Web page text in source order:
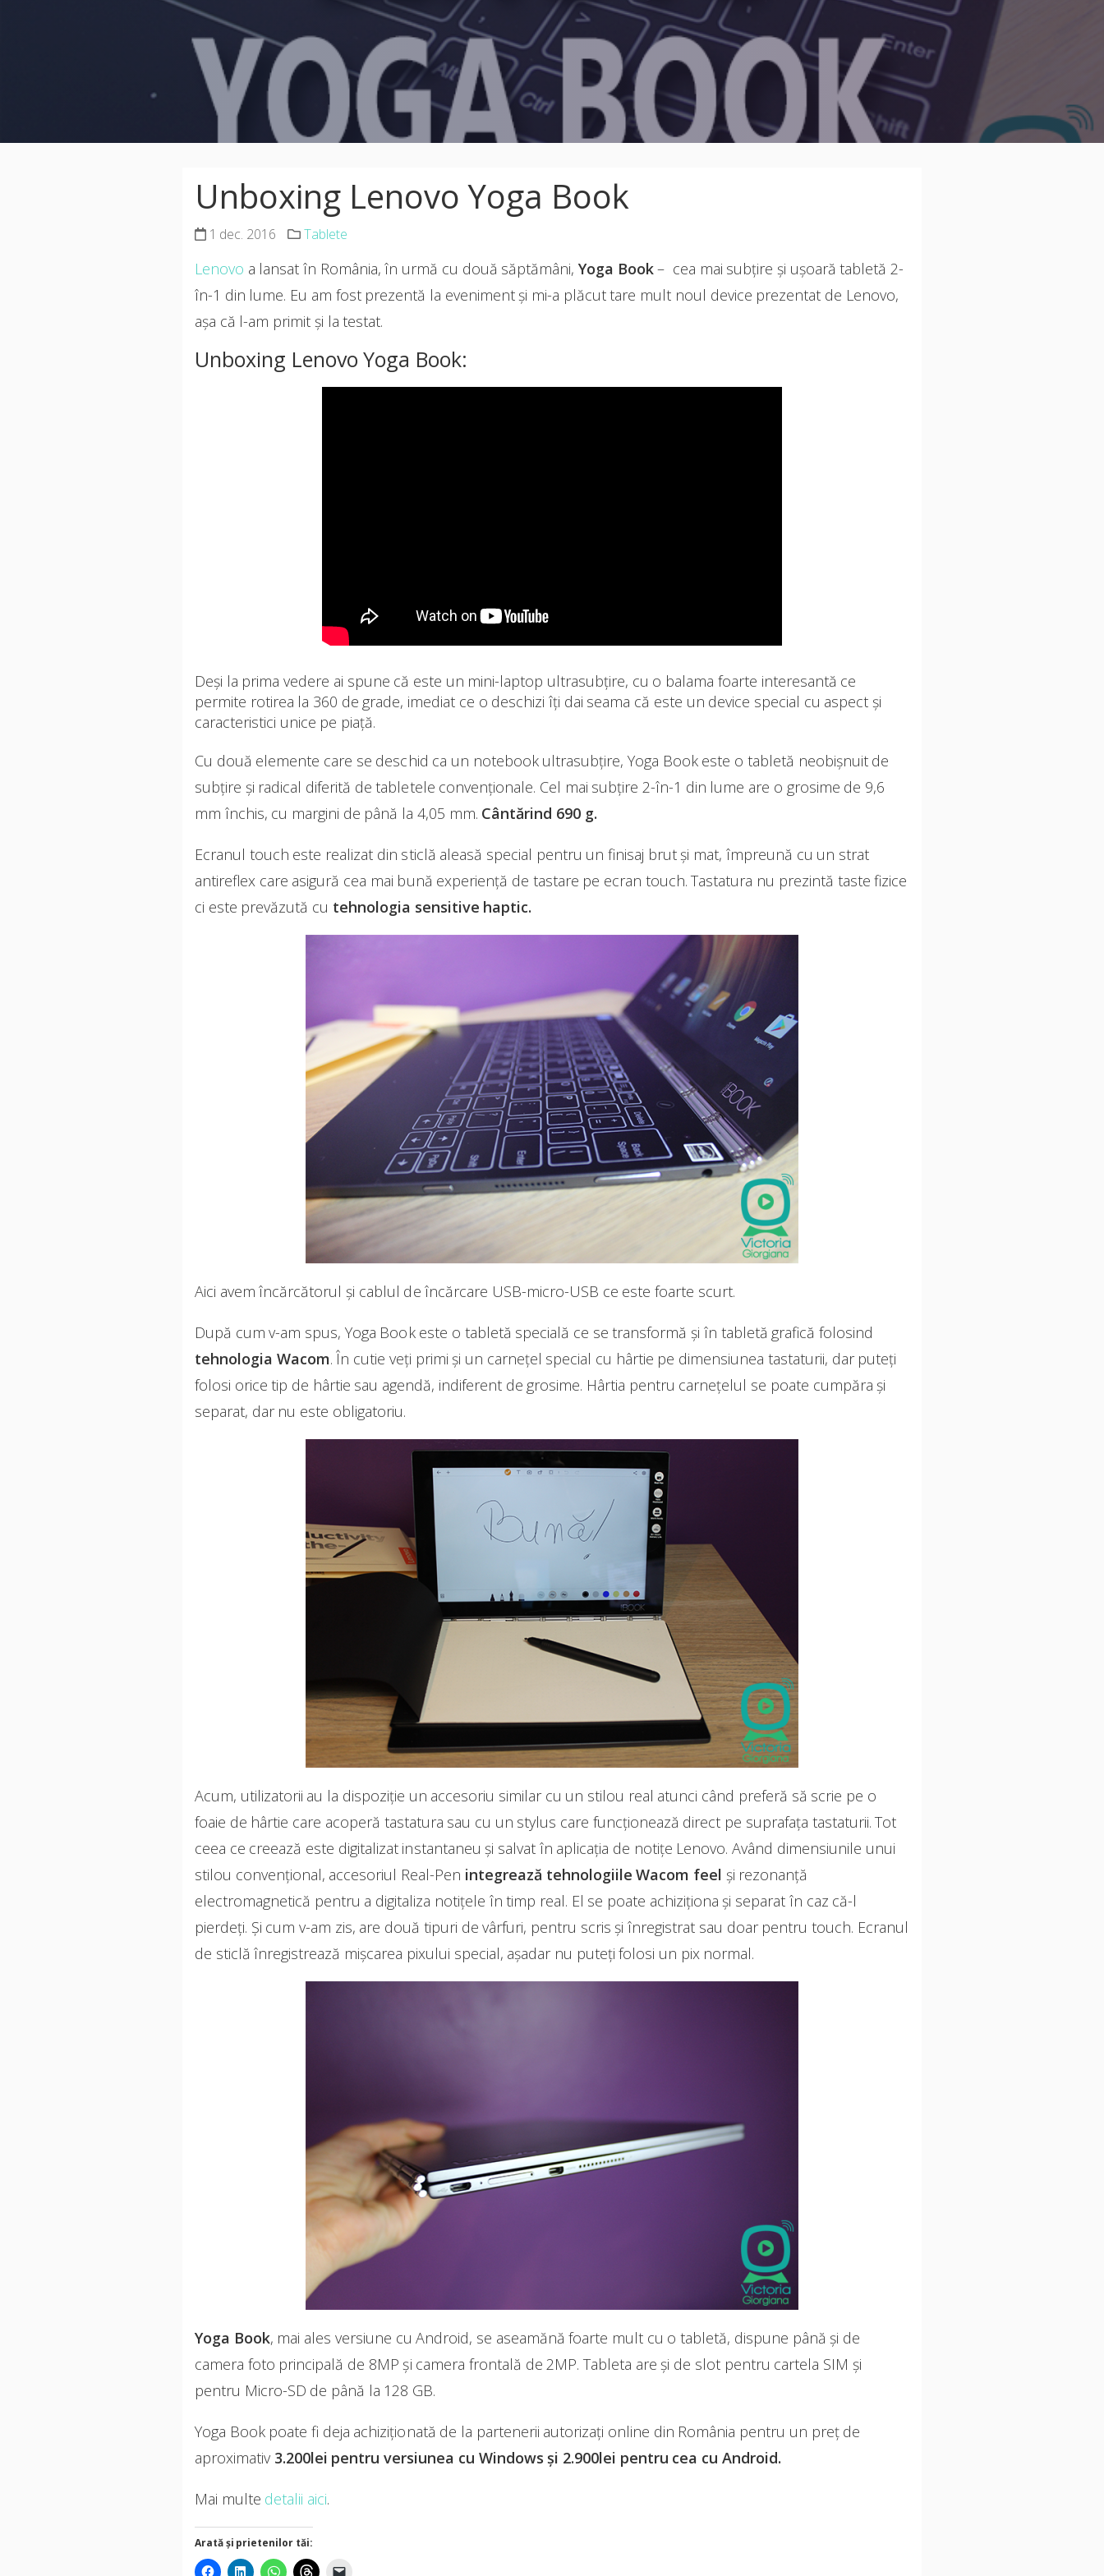
Unboxing Lenovo Yoga Book
1 dec. 2016 Tablete
Lenovo a lansat în România, în urmă cu două săptămâni, Yoga Book– cea mai subțire și ușoară tabletă 2-
în-1 din lume. Eu am fost prezentă la eveniment și mi-a plăcut tare mult noul device prezentat de Lenovo,
așa că l-am primit și la testat.
Unboxing Lenovo Yoga Book:
Deși la prima vedere ai spune că este un mini-laptop ultrasubțire, cu o balama foarte interesantă ce
permite rotirea la 360 de grade, imediat ce o deschizi îți dai seama că este un device special cu aspect și
caracteristici unice pe piață.
Cu două elemente care se deschid ca un notebook ultrasubțire, Yoga Book este o tabletă neobișnuit de
subțire și radical diferită de tabletele convenționale. Cel mai subțire 2-în-1 din lume are o grosime de 9,6
mm închis, cu margini de până la 4,05 mm. Cântărind 690 g.
Ecranul touch este realizat din sticlă aleasă special pentru un finisaj brut și mat, împreună cu un strat
antireflex care asigură cea mai bună experiență de tastare pe ecran touch. Tastatura nu prezintă taste fizice
ci este prevăzută cu tehnologia sensitive haptic.
Aici avem încărcătorul și cablul de încărcare USB-micro-USB ce este foarte scurt.
După cum v-am spus, Yoga Book este o tabletă specială ce se transformă și în tabletă grafică folosind
tehnologia Wacom. În cutie veți primi și un carnețel special cu hârtie pe dimensiunea tastaturii, dar puteți
folosi orice tip de hârtie sau agendă, indiferent de grosime. Hârtia pentru carnețelul se poate cumpăra și
separat, dar nu este obligatoriu.
Acum, utilizatorii au la dispoziție un accesoriu similar cu un stilou real atunci când preferă să scrie pe o
foaie de hârtie care acoperă tastatura sau cu un stylus care funcționează direct pe suprafața tastaturii. Tot
ceea ce creează este digitalizat instantaneu și salvat în aplicația de notițe Lenovo. Având dimensiunile unui
stilou convențional, accesoriul Real-Pen integrează tehnologiile Wacom feel și rezonanță
electromagnetică pentru a digitaliza notițele în timp real. El se poate achiziționa și separat în caz că-l
pierdeți. Și cum v-am zis, are două tipuri de vârfuri, pentru scris și înregistrat sau doar pentru touch. Ecranul
de sticlă înregistrează mișcarea pixului special, așadar nu puteți folosi un pix normal.
Yoga Book, mai ales versiune cu Android, se aseamănă foarte mult cu o tabletă, dispune până și de
camera foto principală de 8MP și camera frontală de 2MP. Tableta are și de slot pentru cartela SIM și
pentru Micro-SD de până la 128 GB.
Yoga Book poate fi deja achiziționată de la partenerii autorizați online din România pentru un preț de
aproximativ 3.200lei pentru versiunea cu Windows și 2.900lei pentru cea cu Android.
Mai multe detalii aici.
Arată și prietenilor tăi: